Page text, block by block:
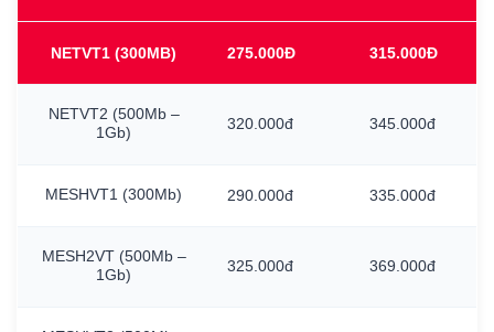
NETVT1 (300MB) 275.000Đ 315.000Đ
NETVT2 (500Mb –
1Gb)
320.000đ 345.000đ
MESHVT1 (300Mb) 290.000đ 335.000đ
MESH2VT (500Mb –
1Gb)
325.000đ 369.000đ